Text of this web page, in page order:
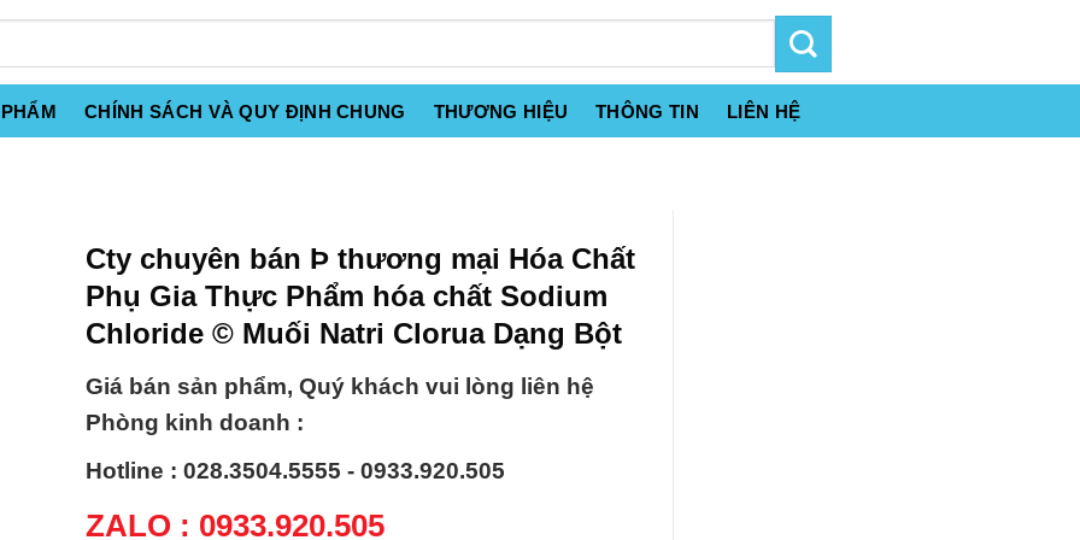
CHÍNH SÁCH VÀ QUY ĐỊNH CHUNG THƯƠNG HIỆU THÔNG TIN LIÊN HỆ
Cty chuyên bán Þ thương mại Hóa Chất
Phụ Gia Thực Phẩm hóa chất Sodium
Chloride © Muối Natri Clorua Dạng Bột
Giá bán sản phẩm, Quý khách vui lòng liên hệ
Phòng kinh doanh :
Hotline : 028.3504.5555 - 0933.920.505
ZALO : 0933.920.505